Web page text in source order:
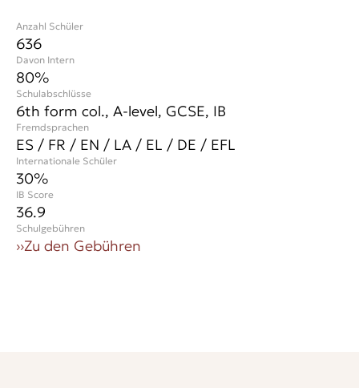
Anzahl Schüler
636
Davon Intern
80%
Schulabschlüsse
6th form col., A-level, GCSE, IB
Internationale Schüler
30%
IB Score
36.9
Fremdsprachen
ES / FR / EN / LA / EL / DE / EFL
Schulgebühren
››Zu den Gebühren